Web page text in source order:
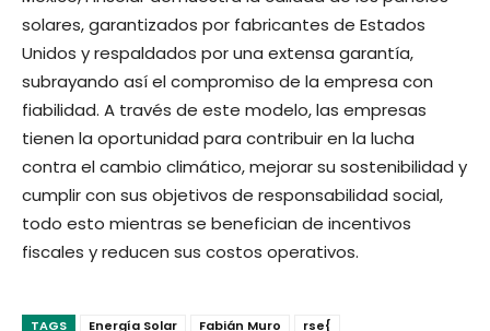
solares, garantizados por fabricantes de Estados
Unidos y respaldados por una extensa garantía,
subrayando así el compromiso de la empresa con
fiabilidad. A través de este modelo, las empresas
tienen la oportunidad para contribuir en la lucha
contra el cambio climático, mejorar su sostenibilidad y
cumplir con sus objetivos de responsabilidad social,
todo esto mientras se benefician de incentivos
fiscales y reducen sus costos operativos.
TAGS Energía Solar Fabián Muro
rse{